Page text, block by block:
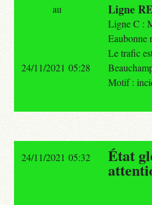
Ligne
Ligne C :
Eaubonne
Le trafic
Motif :
au
24/11/2021 05:28
24/11/2021 05:32 État